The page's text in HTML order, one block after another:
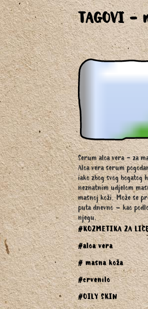
TAGOVI -
Serum aloa vera - za
Aloa vera serum
iako zbog svog bogatog
neznatnim udjelom
masnoj koži. Može se
puta dnevno – kao
njegu.
#KOZMETIKA ZA
#aloa vera
# masna koža
#crvenilo
#OILY SKIN